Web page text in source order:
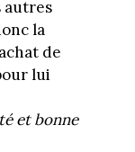
autres
la
de
lui
et bonne